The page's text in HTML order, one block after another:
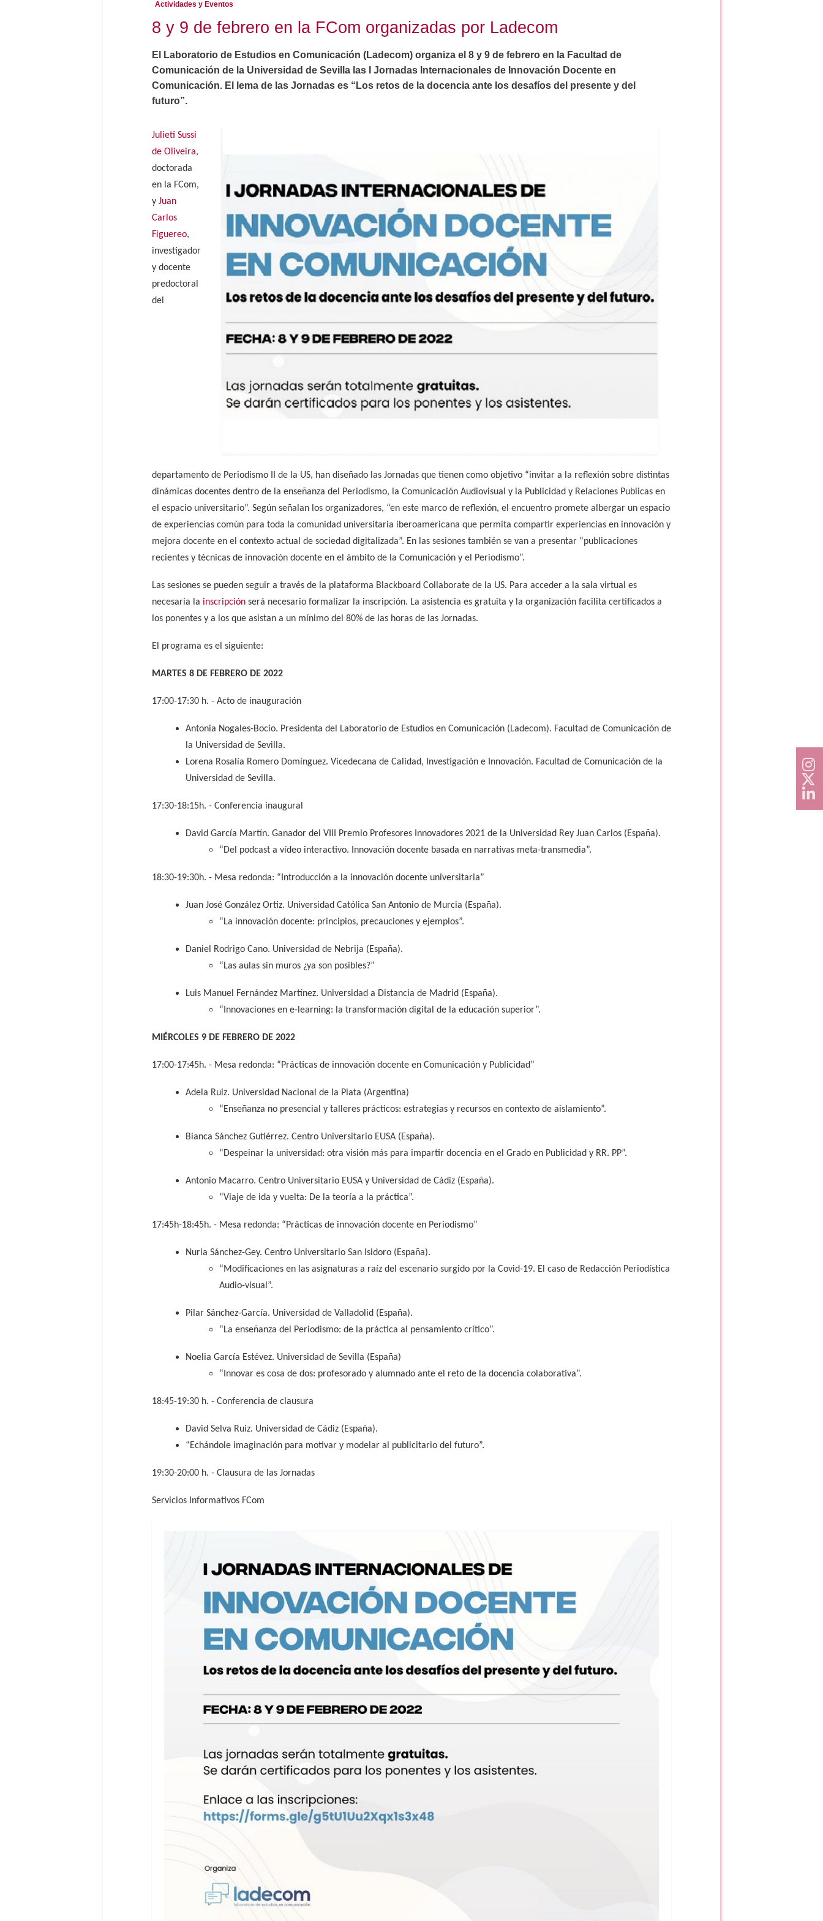
Actividades y Eventos
8 y 9 de febrero en la FCom organizadas por Ladecom
El Laboratorio de Estudios en Comunicación (Ladecom) organiza el 8 y 9 de febrero en la Facultad de
Comunicación de la Universidad de Sevilla las I Jornadas Internacionales de Innovación Docente en
Comunicación. El lema de las Jornadas es “Los retos de la docencia ante los desafíos del presente y del
futuro”.
Julieti Sussi
de Oliveira,
doctorada
en la FCom,
y Juan
Carlos
Figuereo,
investigador
y docente
predoctoral
del
departamento de Periodismo II de la US, han diseñado las Jornadas que tienen como objetivo “invitar a la reflexión sobre distintas
dinámicas docentes dentro de la enseñanza del Periodismo, la Comunicación Audiovisual y la Publicidad y Relaciones Publicas en
el espacio universitario”. Según señalan los organizadores, “en este marco de reflexión, el encuentro promete albergar un espacio
de experiencias común para toda la comunidad universitaria iberoamericana que permita compartir experiencias en innovación y
mejora docente en el contexto actual de sociedad digitalizada”. En las sesiones también se van a presentar “publicaciones
recientes y técnicas de innovación docente en el ámbito de la Comunicación y el Periodismo”.
Las sesiones se pueden seguir a través de la plataforma Blackboard Collaborate de la US. Para acceder a la sala virtual es
necesaria la inscripción será necesario formalizar la inscripción. La asistencia es gratuita y la organización facilita certificados a
los ponentes y a los que asistan a un mínimo del 80% de las horas de las Jornadas.
El programa es el siguiente:
MARTES 8 DE FEBRERO DE 2022
17:00-17:30 h. - Acto de inauguración
Antonia Nogales-Bocio. Presidenta del Laboratorio de Estudios en Comunicación (Ladecom). Facultad de Comunicación de
la Universidad de Sevilla.
Lorena Rosalía Romero Domínguez. Vicedecana de Calidad, Investigación e Innovación. Facultad de Comunicación de la
Universidad de Sevilla.
17:30-18:15h. - Conferencia inaugural
David García Martín. Ganador del VIII Premio Profesores Innovadores 2021 de la Universidad Rey Juan Carlos (España).
“Del podcast a vídeo interactivo. Innovación docente basada en narrativas meta-transmedia”.
18:30-19:30h. - Mesa redonda: “Introducción a la innovación docente universitaria”
Juan José González Ortiz. Universidad Católica San Antonio de Murcia (España).
“La innovación docente: principios, precauciones y ejemplos”.
Daniel Rodrigo Cano. Universidad de Nebrija (España).
“Las aulas sin muros ¿ya son posibles?”
Luis Manuel Fernández Martínez. Universidad a Distancia de Madrid (España).
“Innovaciones en e-learning: la transformación digital de la educación superior”.
MIÉRCOLES 9 DE FEBRERO DE 2022
17:00-17:45h. - Mesa redonda: “Prácticas de innovación docente en Comunicación y Publicidad”
Adela Ruiz. Universidad Nacional de la Plata (Argentina)
“Enseñanza no presencial y talleres prácticos: estrategias y recursos en contexto de aislamiento”.
Bianca Sánchez Gutiérrez. Centro Universitario EUSA (España).
“Despeinar la universidad: otra visión más para impartir docencia en el Grado en Publicidad y RR. PP”.
Antonio Macarro. Centro Universitario EUSA y Universidad de Cádiz (España).
“Viaje de ida y vuelta: De la teoría a la práctica”.
17:45h-18:45h. - Mesa redonda: “Prácticas de innovación docente en Periodismo”
Nuria Sánchez-Gey. Centro Universitario San Isidoro (España).
“Modificaciones en las asignaturas a raíz del escenario surgido por la Covid-19. El caso de Redacción Periodística
Audio-visual”.
Pilar Sánchez-García. Universidad de Valladolid (España).
“La enseñanza del Periodismo: de la práctica al pensamiento crítico”.
Noelia García Estévez. Universidad de Sevilla (España)
“Innovar es cosa de dos: profesorado y alumnado ante el reto de la docencia colaborativa”.
18:45-19:30 h. - Conferencia de clausura
David Selva Ruiz. Universidad de Cádiz (España).
“Echándole imaginación para motivar y modelar al publicitario del futuro”.
19:30-20:00 h. - Clausura de las Jornadas
Servicios Informativos FCom